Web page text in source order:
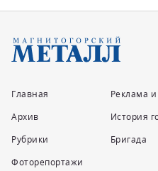
Главная
Архив
Рубрики
Фоторепортажи
Реклама
История
Бригада